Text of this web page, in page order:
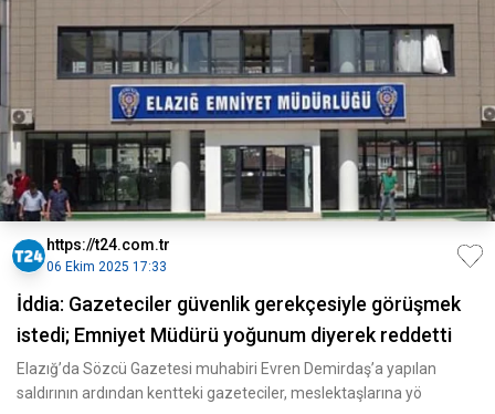
https://t24.com.tr
06 Ekim 2025 17:33
İddia: Gazeteciler güvenlik gerekçesiyle görüşmek
istedi; Emniyet Müdürü yoğunum diyerek reddetti
Elazığ’da Sözcü Gazetesi muhabiri Evren Demirdaş’a yapılan
saldırının ardından kentteki gazeteciler, meslektaşlarına yö